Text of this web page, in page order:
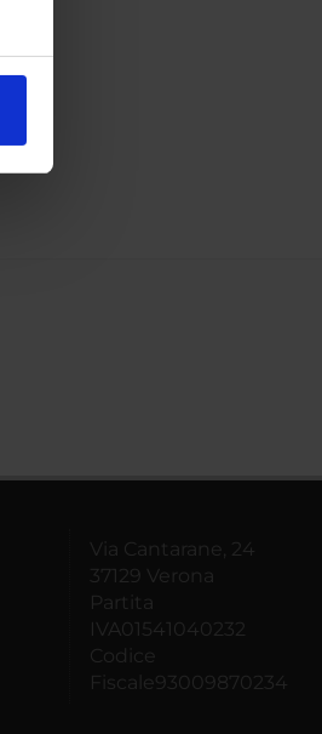
Via Cantarane, 24
37129 Verona
Partita
IVA01541040232
Codice
Fiscale93009870234